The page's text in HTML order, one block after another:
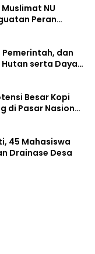
NU
Peran
Pemerintah, dan
serta Daya
Besar Kopi
di Pasar Nasional
45 Mahasiswa
Drainase Desa